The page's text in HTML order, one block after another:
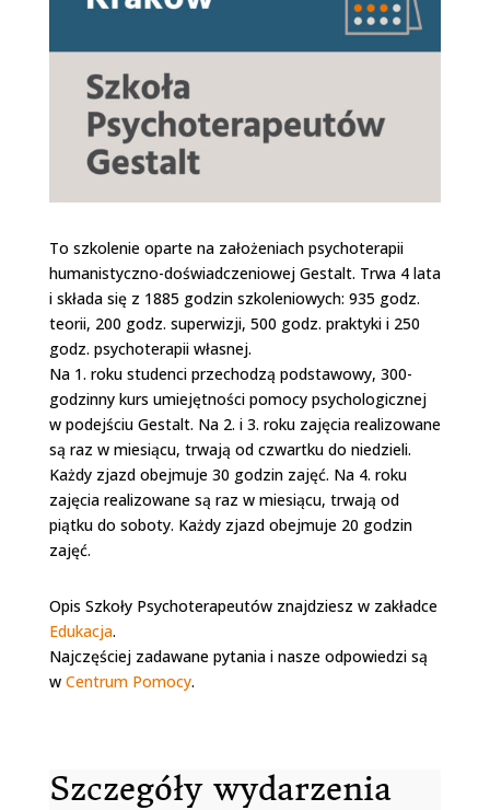
To szkolenie oparte na założeniach psychoterapii
humanistyczno-doświadczeniowej Gestalt. Trwa 4 lata
i składa się z 1885 godzin szkoleniowych: 935 godz.
teorii, 200 godz. superwizji, 500 godz. praktyki i 250
godz. psychoterapii własnej.
Na 1. roku studenci przechodzą podstawowy, 300-
godzinny kurs umiejętności pomocy psychologicznej
w podejściu Gestalt. Na 2. i 3. roku zajęcia realizowane
są raz w miesiącu, trwają od czwartku do niedzieli.
Każdy zjazd obejmuje 30 godzin zajęć. Na 4. roku
zajęcia realizowane są raz w miesiącu, trwają od
piątku do soboty. Każdy zjazd obejmuje 20 godzin
zajęć.
Opis Szkoły Psychoterapeutów znajdziesz w zakładce
Edukacja.
Najczęściej zadawane pytania i nasze odpowiedzi są
w Centrum Pomocy.
Szczegóły wydarzenia